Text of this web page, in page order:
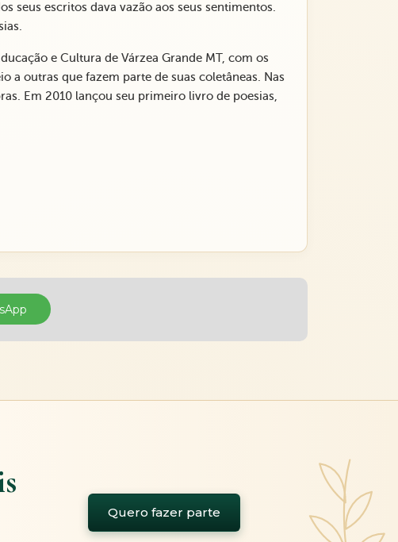
seus escritos dava vazão aos seus sentimentos.
e Cultura de Várzea Grande MT, com os
a outras que fazem parte de suas coletâneas. Nas
Em 2010 lançou seu primeiro livro de poesias,
Quero fazer parte